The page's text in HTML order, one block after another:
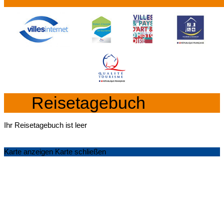
Reisetagebuch
Ihr Reisetagebuch ist leer
Karte anzeigen Karte schließen